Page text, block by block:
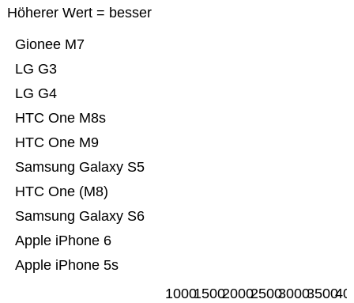
Höherer Wert = besser
Apple iPhone 5s
Apple iPhone 6
Samsung Galaxy S6
HTC One (M8)
Samsung Galaxy S5
HTC One M9
HTC One M8s
LG G4
LG G3
Gionee M7
100015002000250030003500